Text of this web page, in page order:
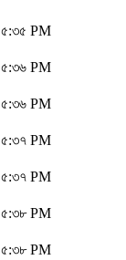
৫:৩৫ PM
৫:৩৬ PM
৫:৩৬ PM
৫:৩৭ PM
৫:৩৭ PM
৫:৩৮ PM
৫:৩৮ PM